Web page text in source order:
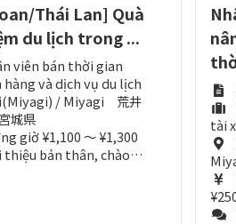
Thái Lan] Quà
du lịch trong ...
viên bán thời gian
hàng và dịch vụ du lịch
/ Miyagi 荒井
城県
giờ ¥1,100 ～ ¥1,300
bản thân, chào hỏi.（Tương đương N5）
tài